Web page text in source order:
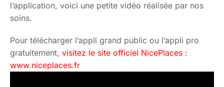
l’application, voici une petite vidéo réalisée par nos
soins.
Pour télécharger l’appli grand public ou l’appli pro
gratuitement, visitez le site officiel NicePlaces :
www.niceplaces.fr